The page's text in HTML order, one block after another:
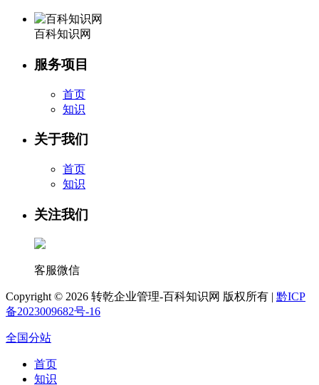
百科知识网
服务项目
首页
知识
关于我们
首页
知识
关注我们
客服微信
Copyright © 2026 转乾企业管理-百科知识网 版权所有 | 黔ICP
备2023009682号-16
全国分站
首页
知识